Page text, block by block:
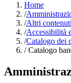
Home
/
/Altri contenuti
/Accessibilità
/Catalogo dei
/Catalogo